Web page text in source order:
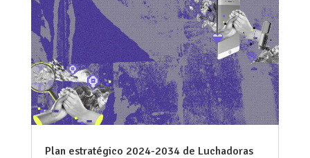
Plan estratégico 2024-2034 de Luchadoras